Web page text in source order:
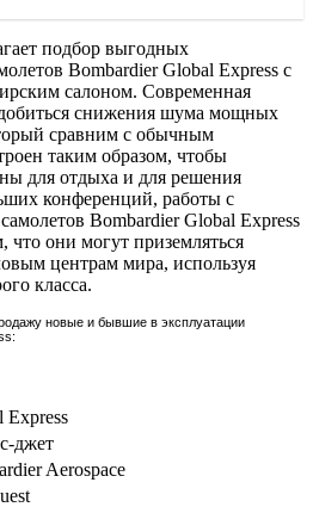
подбор выгодных
Bombardier Global Express с
салоном. Современная
добиться снижения шума мощных
сравним с обычным
таким образом, чтобы
для отдыха и для решения
конференций, работы с
Bombardier Global Express
что они могут приземляться
центрам мира, используя
класса.
новые и бывшие в эксплуатации
Express
джет
Aerospace